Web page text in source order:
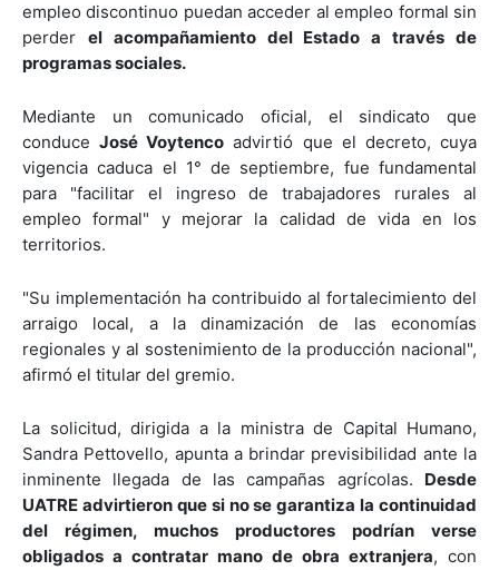
empleo discontinuo puedan acceder al empleo formal sin
perder el acompañamiento del Estado a través de
programas sociales.
Mediante un comunicado oficial, el sindicato que
conduceJosé Voytenco advirtió que el decreto, cuya
vigencia caduca el 1° de septiembre, fue fundamental
para "facilitar el ingreso de trabajadores rurales al
empleo formal" y mejorar la calidad de vida en los
territorios.
"Su implementación ha contribuido al fortalecimiento del
arraigo local, a la dinamización de las economías
regionales y al sostenimiento de la producción nacional",
afirmó el titular del gremio.
La solicitud, dirigida a la ministra de Capital Humano,
Sandra Pettovello, apunta a brindar previsibilidad ante la
inminente llegada de las campañas agrícolas. Desde
UATRE advirtieron que si no se garantiza la continuidad
del régimen, muchos productores podrían verse
obligados a contratar mano de obra extranjera, con